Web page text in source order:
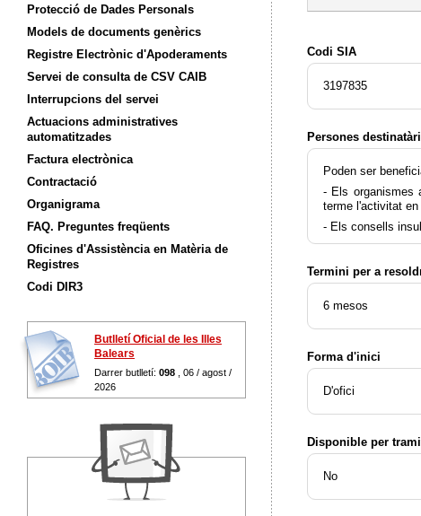
Codi SIA
3197835
Persones
Poden ser
- Els organismes
terme l'activitat
- Els consells
Termini per a
6 mesos
Forma d'inici
D'ofici
Disponible per
No
Protecció de Dades Personals
Models de documents genèrics
Registre Electrònic d'Apoderaments
Servei de consulta de CSV CAIB
Interrupcions del servei
Actuacions administratives
automatitzades
Factura electrònica
Contractació
Organigrama
FAQ. Preguntes freqüents
Oficines d'Assistència en Matèria de
Registres
Codi DIR3
Butlletí Oficial de les Illes
Balears
Darrer butlletí:098 , 06 / agost /
2026